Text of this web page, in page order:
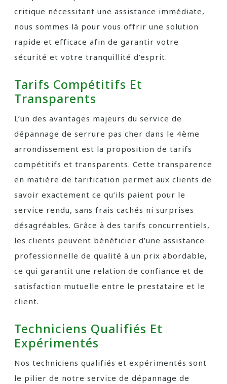
critique nécessitant une assistance immédiate,
nous sommes là pour vous offrir une solution
rapide et efficace afin de garantir votre
sécurité et votre tranquillité d’esprit.
Tarifs Compétitifs Et
Transparents
L’un des avantages majeurs du service de
dépannage de serrure pas cher dans le 4ème
arrondissement est la proposition de tarifs
compétitifs et transparents. Cette transparence
en matière de tarification permet aux clients de
savoir exactement ce qu’ils paient pour le
service rendu, sans frais cachés ni surprises
désagréables. Grâce à des tarifs concurrentiels,
les clients peuvent bénéficier d’une assistance
professionnelle de qualité à un prix abordable,
ce qui garantit une relation de confiance et de
satisfaction mutuelle entre le prestataire et le
client.
Techniciens Qualifiés Et
Expérimentés
Nos techniciens qualifiés et expérimentés sont
le pilier de notre service de dépannage de